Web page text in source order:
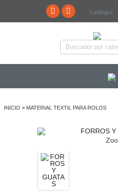
Catálogos
INICIO » MATERIAL TEXTIL PARA ROLOS